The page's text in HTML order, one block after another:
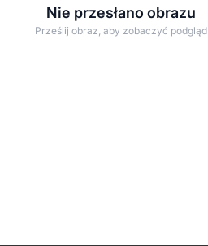
Nie przesłano obrazu
Prześlij obraz, aby zobaczyć podgląd